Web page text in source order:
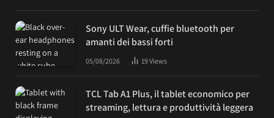
Sony ULT Wear, cuffie bluetooth per
amanti dei bassi forti
05/08/2026 19Views
TCL Tab A1 Plus, il tablet economico per
streaming, lettura e produttività leggera